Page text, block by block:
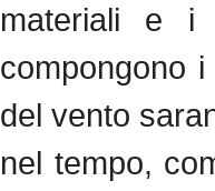
materiali e i
compongono
del vento
nel tempo,